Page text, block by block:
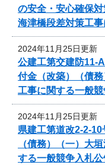
の安全・安心確保
海津橋段差対策工
2024年11月25日更新
公建工第交建防11-
付金（改築）（債
工事に関する一般
2024年11月25日更新
県建工第道改2-2-
（債務）（一）大
する一般競争入札公